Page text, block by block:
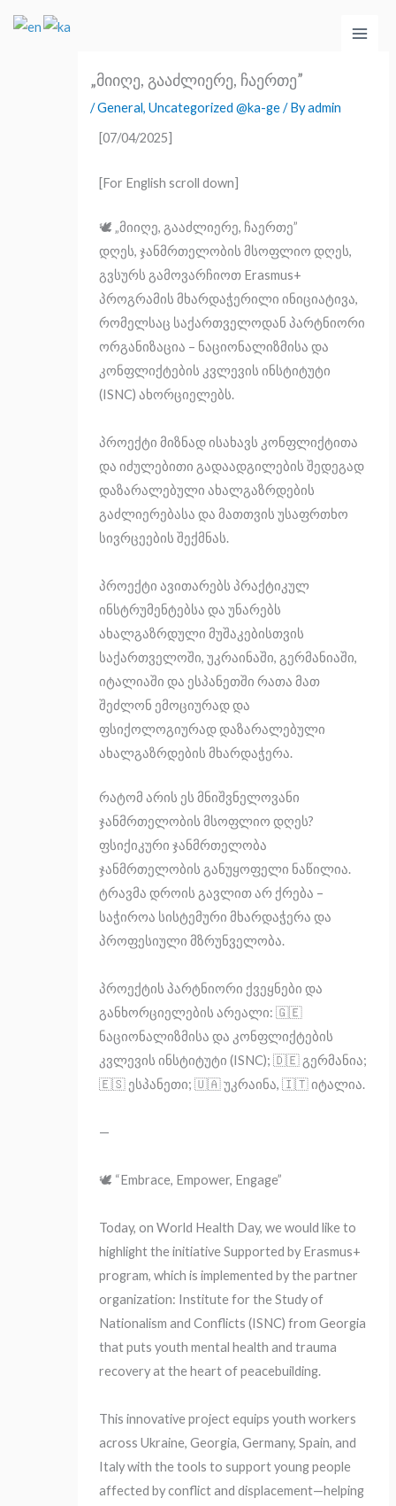
„მიიღე, გააძლიერე, ჩაერთე”
/General,Uncategorized @ka-ge/ Byadmin
[07/04/2025]
[For English scroll down]
🕊️ „მიიღე, გააძლიერე, ჩაერთე”
დღეს, ჯანმრთელობის მსოფლიო დღეს,
გვსურს გამოვარჩიოთ Erasmus+
პროგრამის მხარდაჭერილი ინიციატივა,
რომელსაც საქართველოდან პარტნიორი
ორგანიზაცია – ნაციონალიზმისა და
კონფლიქტების კვლევის ინსტიტუტი
(ISNC) ახორციელებს.
პროექტი მიზნად ისახავს კონფლიქტითა
და იძულებითი გადაადგილების შედეგად
დაზარალებული ახალგაზრდების
გაძლიერებასა და მათთვის უსაფრთხო
სივრცეების შექმნას.
პროექტი ავითარებს პრაქტიკულ
ინსტრუმენტებსა და უნარებს
ახალგაზრდული მუშაკებისთვის
საქართველოში, უკრაინაში, გერმანიაში,
იტალიაში და ესპანეთში რათა მათ
შეძლონ ემოციურად და
ფსიქოლოგიურად დაზარალებული
ახალგაზრდების მხარდაჭერა.
რატომ არის ეს მნიშვნელოვანი
ჯანმრთელობის მსოფლიო დღეს?
ფსიქიკური ჯანმრთელობა
ჯანმრთელობის განუყოფელი ნაწილია.
ტრავმა დროის გავლით არ ქრება –
საჭიროა სისტემური მხარდაჭერა და
პროფესიული მზრუნველობა.
პროექტის პარტნიორი ქვეყნები და
განხორციელების არეალი: 🇬🇪
ნაციონალიზმისა და კონფლიქტების
კვლევის ინსტიტუტი (ISNC); 🇩🇪 გერმანია;
🇪🇸 ესპანეთი; 🇺🇦 უკრაინა, 🇮🇹 იტალია.
—
🕊️ “Embrace, Empower, Engage”
Today, on World Health Day, we would like to
highlight the initiative Supported by Erasmus+
program, which is implemented by the partner
organization: Institute for the Study of
Nationalism and Conflicts (ISNC) from Georgia
that puts youth mental health and trauma
recovery at the heart of peacebuilding.
This innovative project equips youth workers
across Ukraine, Georgia, Germany, Spain, and
Italy with the tools to support young people
affected by conflict and displacement—helping